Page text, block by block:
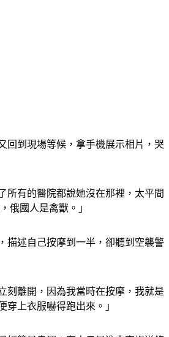
回到現場等候，拿手機展示相片，哭
所有的醫院都說她沒在那裡，太平間
描述自己按摩到一半，卻聽到空襲警
刻離開，因為我當時在按摩，我就是